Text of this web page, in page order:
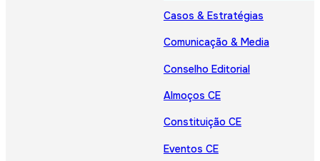
Casos & Estratégias
Comunicação & Media
Conselho Editorial
Almoços CE
Constituição CE
Eventos CE